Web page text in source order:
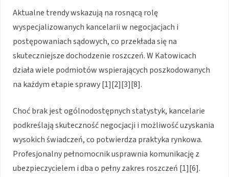
Aktualne trendy wskazują na rosnącą rolę
wyspecjalizowanych kancelarii w negocjacjach i
postępowaniach sądowych, co przekłada się na
skuteczniejsze dochodzenie roszczeń. W Katowicach
działa wiele podmiotów wspierających poszkodowanych
na każdym etapie sprawy [1][2][3][8].
Choć brak jest ogólnodostępnych statystyk, kancelarie
podkreślają skuteczność negocjacji i możliwość uzyskania
wysokich świadczeń, co potwierdza praktyka rynkowa.
Profesjonalny pełnomocnik usprawnia komunikację z
ubezpieczycielem i dba o pełny zakres roszczeń [1][6].